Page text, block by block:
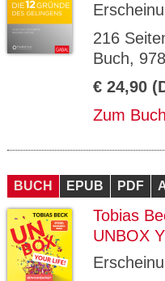
216
Buch,
€ 24,90
Zum Buch
BUCH EPUB PDF
Tobias
UNBOX